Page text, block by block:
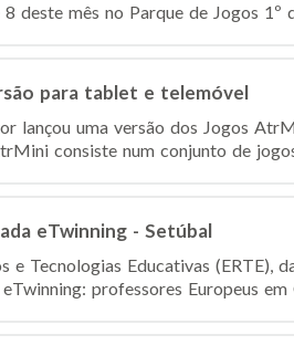
deste mês no Parque de Jogos 1º
para tablet e telemóvel
lançou uma versão dos Jogos
consiste num conjunto de
eTwinning - Setúbal
e Tecnologias Educativas (ERTE),
professores Europeus